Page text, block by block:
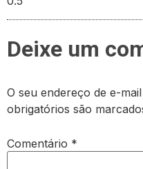
Deixe um
O seu endereço de e-
obrigatórios são
Comentário *